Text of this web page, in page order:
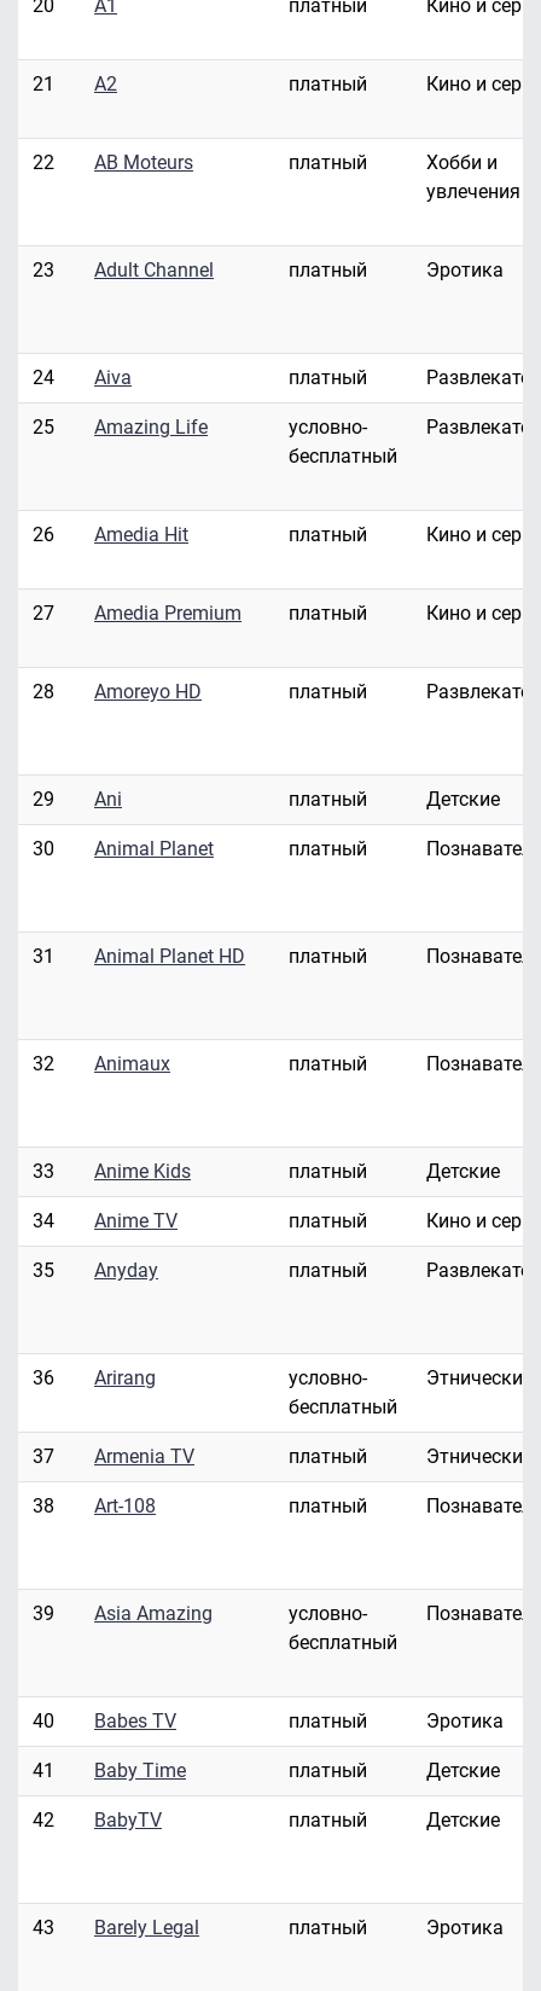
20 A1 платный Кино и
21 A2 платный Кино и
22 AB Moteurs платный
Хобби и
увлечения
23 Adult Channel платный Эротика
24 Aiva платный
25 Amazing Life
условно-
бесплатный
26 Amedia Hit платный Кино и
27 Amedia Premium платный Кино и
28 Amoreyo HD платный
29 Ani платный Детские
30 Animal Planet платный
31 Animal Planet HD платный
32 Animaux платный
33 Anime Kids платный Детские
34 Anime TV платный Кино и
35 Anyday платный
36 Arirang
условно-
бесплатный
Этнические
37 Armenia TV платный Этнические
38 Art-108 платный
39 Asia Amazing
условно-
бесплатный
40 Babes TV платный Эротика
41 Baby Time платный Детские
42 BabyTV платный Детские
43 Barely Legal платный Эротика